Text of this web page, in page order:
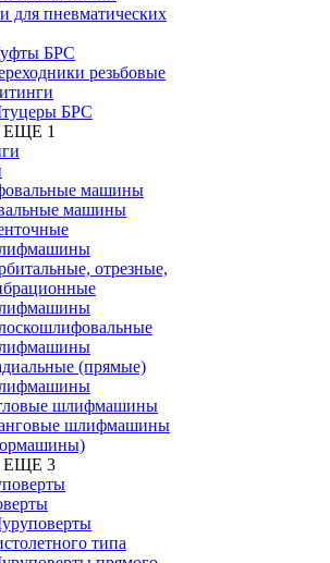
для пневматических
БРС
резьбовые
БРС
1
машины
отрезные,
(прямые)
шлифмашины
шлифмашины
3
типа